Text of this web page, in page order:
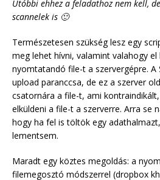
Utóbbi ehhez a feladathoz nem kell,
scannelek is 🙂
Természetesen szükség lesz egy
meg lehet hívni, valamint valahogy
nyomtatandó file-t a szervergépre. A
upload paranccsa, de ez a szerver
csatornára a file-t, ami
elküldeni a file-t a szerverre. Arra se
hogy ha fel is töltök egy
lementsem.
Maradt egy köztes megoldás: a
filemegosztó módszerrel (dropbox